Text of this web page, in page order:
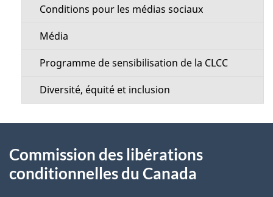
Conditions pour les médias sociaux
Média
Programme de sensibilisation de la CLCC
Diversité, équité et inclusion
propos
de
Commission des libérations
conditionnelles du Canada